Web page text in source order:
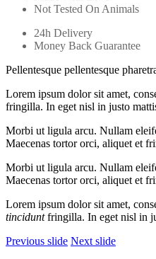
Not Tested On Animals
24h Delivery
Money Back Guarantee
Pellentesque pellentesque
Lorem ipsum dolor sit amet,
fringilla. In eget nisl in justo
Morbi ut ligula arcu. Nullam
Maecenas tortor orci, aliquet et
Morbi ut ligula arcu. Nullam
Maecenas tortor orci, aliquet et
Lorem ipsum dolor sit amet,
tinciduntfringilla. In eget nisl in
Previous slide Next slide